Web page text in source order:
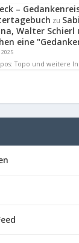
–
zu
Walter Schierl
eine
Topo und weitere